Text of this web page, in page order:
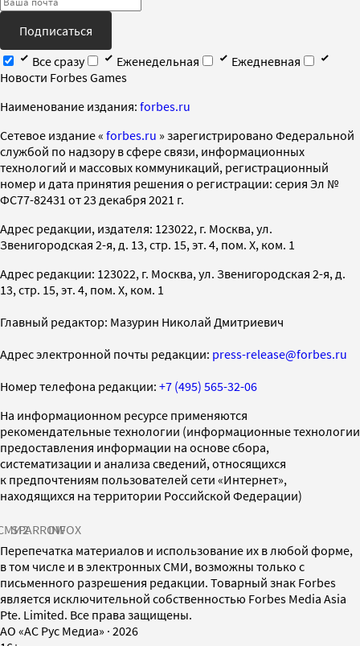
Подписаться
Все сразу
Еженедельная
Ежедневная
Новости Forbes Games
Наименование издания: forbes.ru
Cетевое издание « forbes.ru » зарегистрировано Федеральной
службой по надзору в сфере связи, информационных
технологий и массовых коммуникаций, регистрационный
номер и дата принятия решения о регистрации: серия Эл №
ФС77-82431 от 23 декабря 2021 г.
Адрес редакции, издателя: 123022, г. Москва, ул.
Звенигородская 2-я, д. 13, стр. 15, эт. 4, пом. X, ком. 1
Адрес редакции: 123022, г. Москва, ул. Звенигородская 2-я, д.
13, стр. 15, эт. 4, пом. X, ком. 1
Главный редактор: Мазурин Николай Дмитриевич
Адрес электронной почты редакции: press-release@forbes.ru
Номер телефона редакции: +7 (495) 565-32-06
На информационном ресурсе применяются
рекомендательные технологии (информационные технологии
предоставления информации на основе сбора,
систематизации и анализа сведений, относящихся
к предпочтениям пользователей сети «Интернет»,
находящихся на территории Российской Федерации)
SPARROWINFOX
Перепечатка материалов и использование их в любой форме,
в том числе и в электронных СМИ, возможны только с
письменного разрешения редакции. Товарный знак Forbes
является исключительной собственностью Forbes Media Asia
Pte. Limited. Все права защищены.
AO «АС Рус Медиа» · 2026